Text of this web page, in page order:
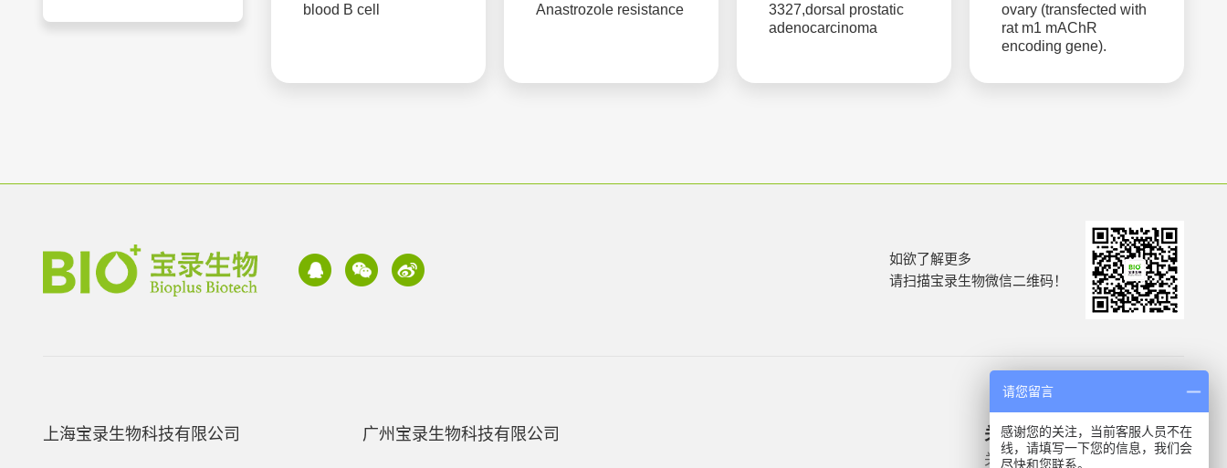
blood B cell
Anastrozole resistance
3327,dorsal prostatic
adenocarcinoma
ovary (transfected with
rat m1 mAChR
encoding gene).
如欲了解更多
请扫描宝录生物微信二维码！
上海宝录生物科技有限公司 广州宝录生物科技有限公司 关于我们
关于我们
产品信息
微生物质控菌株
请您留言
感谢您的关注，当前客服人员不在
线，请填写一下您的信息，我们会
尽快和您联系。